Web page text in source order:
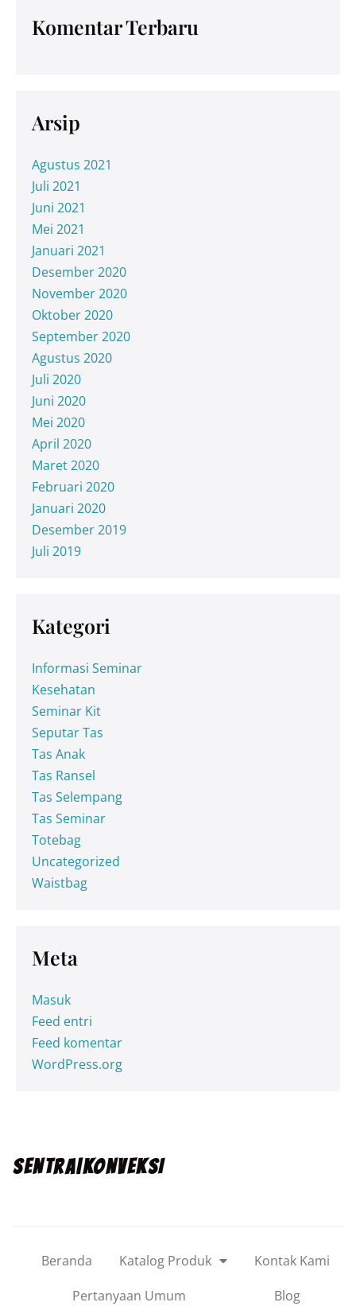
Komentar Terbaru
Arsip
Agustus 2021
Juli 2021
Juni 2021
Mei 2021
Januari 2021
Desember 2020
November 2020
Oktober 2020
September 2020
Agustus 2020
Juli 2020
Juni 2020
Mei 2020
April 2020
Maret 2020
Februari 2020
Januari 2020
Desember 2019
Juli 2019
Kategori
Informasi Seminar
Kesehatan
Seminar Kit
Seputar Tas
Tas Anak
Tas Ransel
Tas Selempang
Tas Seminar
Totebag
Uncategorized
Waistbag
Meta
Masuk
Feed entri
Feed komentar
WordPress.org
SENTRA|KONVEKSI
Beranda Katalog Produk
Kontak Kami
Pertanyaan Umum
Blog